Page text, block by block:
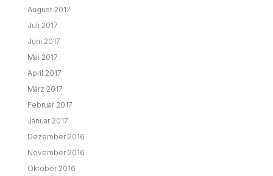
August 2017
Juli 2017
Juni 2017
Mai 2017
April 2017
März 2017
Februar 2017
Januar 2017
Dezember 2016
November 2016
Oktober 2016